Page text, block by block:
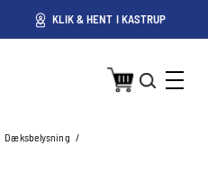
KLIK & HENT I KASTRUP
Dæksbelysning /